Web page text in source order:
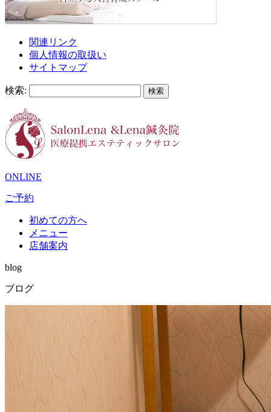
関連リンク
個人情報の取扱い
サイトマップ
検索:
ONLINE
ご予約
初めての方へ
メニュー
店舗案内
blog
ブログ